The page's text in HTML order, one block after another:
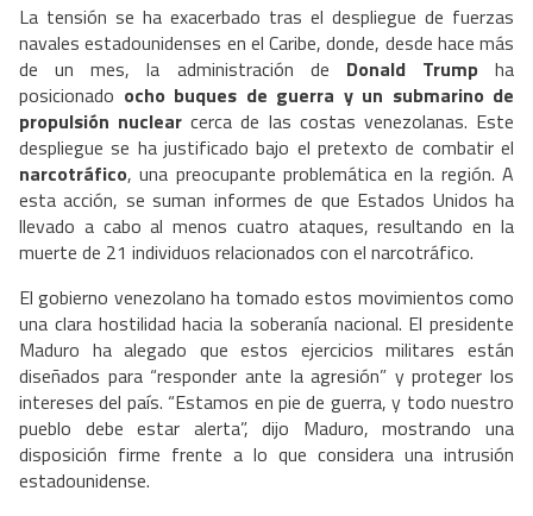
La tensión se ha exacerbado tras el despliegue de fuerzas
navales estadounidenses en el Caribe, donde, desde hace más
de un mes, la administración de Donald Trumpha
posicionado ocho buques de guerra y un submarino de
propulsión nuclear cerca de las costas venezolanas. Este
despliegue se ha justificado bajo el pretexto de combatir el
narcotráfico, una preocupante problemática en la región. A
esta acción, se suman informes de que Estados Unidos ha
llevado a cabo al menos cuatro ataques, resultando en la
muerte de 21 individuos relacionados con el narcotráfico.
El gobierno venezolano ha tomado estos movimientos como
una clara hostilidad hacia la soberanía nacional. El presidente
Maduro ha alegado que estos ejercicios militares están
diseñados para “responder ante la agresión” y proteger los
intereses del país. “Estamos en pie de guerra, y todo nuestro
pueblo debe estar alerta”, dijo Maduro, mostrando una
disposición firme frente a lo que considera una intrusión
estadounidense.